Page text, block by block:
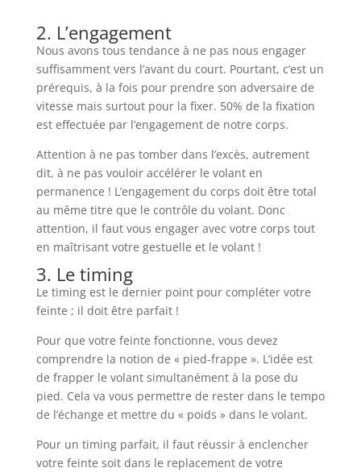
2. L’engagement
Nous avons tous tendance à ne pas nous engager
suffisamment vers l’avant du court. Pourtant, c’est un
prérequis, à la fois pour prendre son adversaire de
vitesse mais surtout pour la fixer. 50% de la fixation
est effectuée par l’engagement de notre corps.
Attention à ne pas tomber dans l’excès, autrement
dit, à ne pas vouloir accélérer le volant en
permanence ! L’engagement du corps doit être total
au même titre que le contrôle du volant. Donc
attention, il faut vous engager avec votre corps tout
en maîtrisant votre gestuelle et le volant !
3. Le timing
Le timing est le dernier point pour compléter votre
feinte ; il doit être parfait !
Pour que votre feinte fonctionne, vous devez
comprendre la notion de « pied-frappe ». L’idée est
de frapper le volant simultanément à la pose du
pied. Cela va vous permettre de rester dans le tempo
de l’échange et mettre du « poids » dans le volant.
Pour un timing parfait, il faut réussir à enclencher
votre feinte soit dans le replacement de votre